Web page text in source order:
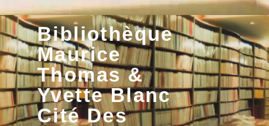
Aller
au
contenuBibliothèque
Maurice
Thomas &
Yvette Blanc
Cité Des